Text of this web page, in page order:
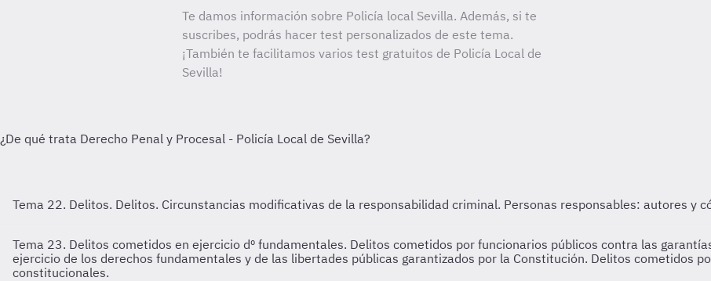
Te damos información sobre Policía local Sevilla. Además, si te
suscribes, podrás hacer test personalizados de este tema.
¡También te facilitamos varios test gratuitos de Policía Local de
Sevilla!
Tema 22. Delitos. Delitos. Circunstancias modificativas de la responsabilidad criminal. Personas responsables: autores y
Tema 23. Delitos cometidos en ejercicio dº fundamentales. Delitos cometidos por funcionarios públicos contra las
ejercicio de los derechos fundamentales y de las libertades públicas garantizados por la Constitución. Delitos cometidos
constitucionales.